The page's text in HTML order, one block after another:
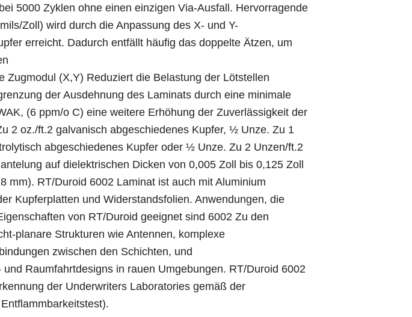
5000 Zyklen ohne einen einzigen Via-Ausfall. Hervorragende
Zoll) wird durch die Anpassung des X- und Y-
erreicht. Dadurch entfällt häufig das doppelte Ätzen, um
Zugmodul (X,Y) Reduziert die Belastung der Lötstellen
der Ausdehnung des Laminats durch eine minimale
(6 ppm/o C) eine weitere Erhöhung der Zuverlässigkeit der
2 oz./ft.2 galvanisch abgeschiedenes Kupfer, ½ Unze. Zu 1
abgeschiedenes Kupfer oder ½ Unze. Zu 2 Unzen/ft.2
auf dielektrischen Dicken von 0,005 Zoll bis 0,125 Zoll
mm). RT/Duroid 6002 Laminat ist auch mit Aluminium
Kupferplatten und Widerstandsfolien. Anwendungen, die
von RT/Duroid geeignet sind 6002 Zu den
planare Strukturen wie Antennen, komplexe
zwischen den Schichten, und
Raumfahrtdesigns in rauen Umgebungen. RT/Duroid 6002
der Underwriters Laboratories gemäß der